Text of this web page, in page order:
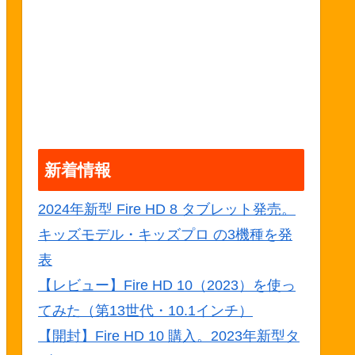
新着情報
2024年新型 Fire HD 8 タブレット発売。
キッズモデル・キッズプロ の3機種を発
表
【レビュー】Fire HD 10（2023）を使っ
てみた（第13世代・10.1インチ）
【開封】Fire HD 10 購入。2023年新型タ